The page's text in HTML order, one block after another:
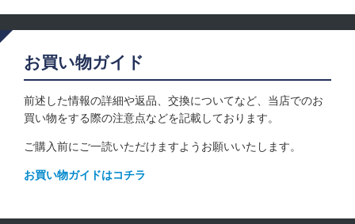
お買い物ガイド
前述した情報の詳細や返品、交換についてなど、当店でのお
買い物をする際の注意点などを記載しております。
ご購入前にご一読いただけますようお願いいたします。
お買い物ガイドはコチラ